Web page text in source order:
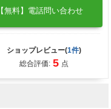
【無料】電話問い合わせ
ショップレビュー(1件)
総合評価: 5 点